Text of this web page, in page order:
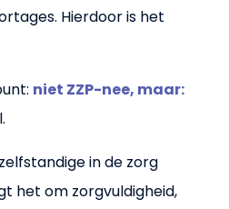
Hierdoor is het
niet ZZP-nee, maar:
in de zorg
het om zorgvuldigheid,